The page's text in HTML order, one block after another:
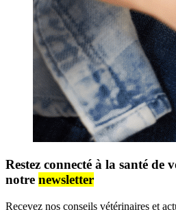
Restez connecté à la santé de
notre newsletter
Recevez nos conseils vétérinaires et